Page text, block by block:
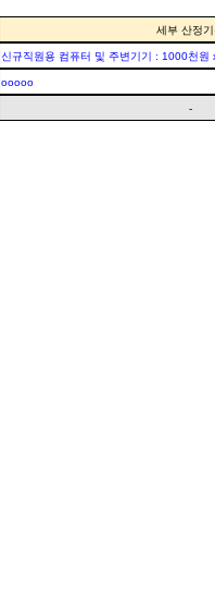
세부 산정
신규직원용 컴퓨터 및 주변기기 : 1000천원
ooooo
-